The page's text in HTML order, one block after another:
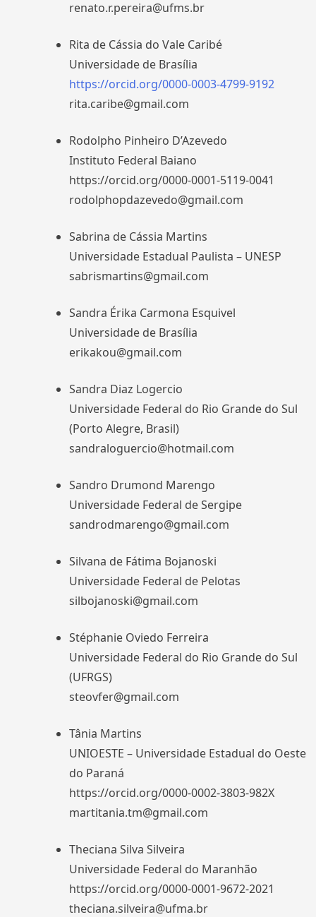
renato.r.pereira@ufms.br
Rita de Cássia do Vale Caribé
Universidade de Brasília
https://orcid.org/0000-0003-4799-9192
rita.caribe@gmail.com
Rodolpho Pinheiro D’Azevedo
Instituto Federal Baiano
https://orcid.org/0000-0001-5119-0041
rodolphopdazevedo@gmail.com
Sabrina de Cássia Martins
Universidade Estadual Paulista – UNESP
sabrismartins@gmail.com
Sandra Érika Carmona Esquivel
Universidade de Brasília
erikakou@gmail.com
Sandra Diaz Logercio
Universidade Federal do Rio Grande do Sul
(Porto Alegre, Brasil)
sandraloguercio@hotmail.com
Sandro Drumond Marengo
Universidade Federal de Sergipe
sandrodmarengo@gmail.com
Silvana de Fátima Bojanoski
Universidade Federal de Pelotas
silbojanoski@gmail.com
Stéphanie Oviedo Ferreira
Universidade Federal do Rio Grande do Sul
(UFRGS)
steovfer@gmail.com
Tânia Martins
UNIOESTE – Universidade Estadual do Oeste
do Paraná
https://orcid.org/0000-0002-3803-982X
martitania.tm@gmail.com
Theciana Silva Silveira
Universidade Federal do Maranhão
https://orcid.org/0000-0001-9672-2021
theciana.silveira@ufma.br